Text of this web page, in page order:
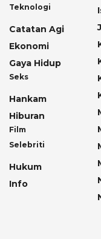
Teknologi
Catatan Agi
Ekonomi
Gaya Hidup
Seks
Hankam
Hiburan
Film
Selebriti
Hukum
Info